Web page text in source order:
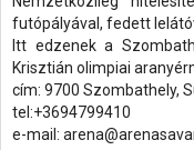
futópályával, fedett
Itt edzenek a
Krisztián olimpiai
cím: 9700 Szombathely,
tel:+3694799410
e-mail: